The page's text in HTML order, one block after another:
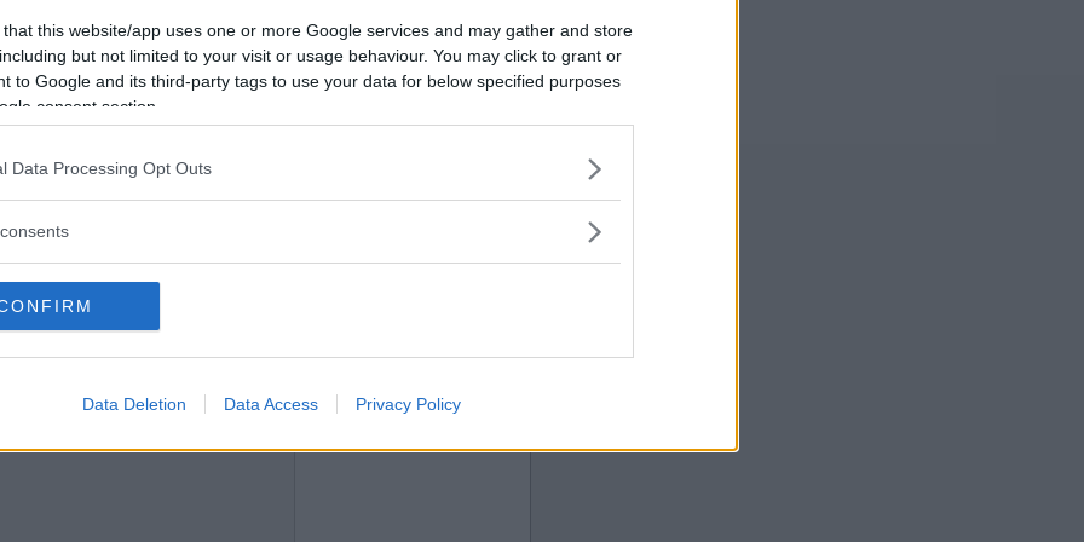
that this website/app uses one or more Google services and may gather and store
but not limited to your visit or usage behaviour. You may click to grant or
to Google and its third-party tags to use your data for below specified purposes
consent section.
Data Processing Opt Outs
Data Deletion Data Access Privacy Policy
2011-04-16 22:45
Vill du bli
medlem?